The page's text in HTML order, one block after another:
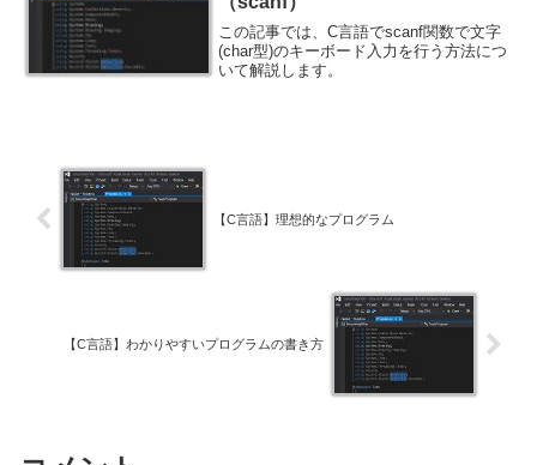
この記事では、C言語でscanf関数で文字
(char型)のキーボード入力を行う方法につ
いて解説します。
【C言語】理想的なプログラム
【C言語】わかりやすいプログラムの書き方